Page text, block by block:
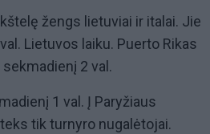
žengs lietuviai ir italai. Jie
Lietuvos laiku. Puerto Rikas
2 val.
1 val. Į Paryžiaus
tik turnyro nugalėtojai.